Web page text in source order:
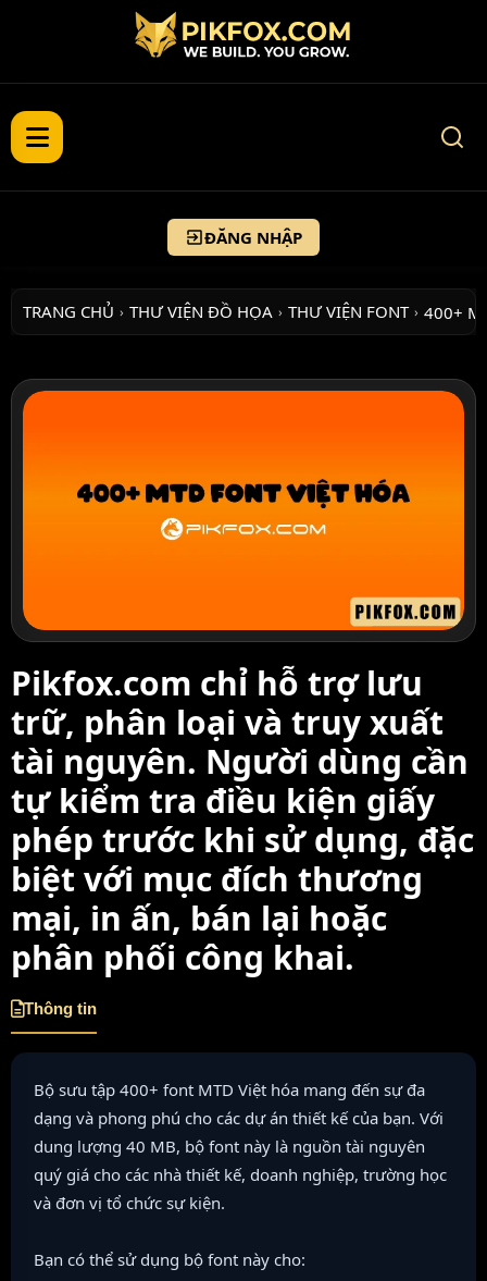
ĐĂNG NHẬP
TRANG CHỦ › THƯ VIỆN ĐỒ HỌA › THƯ VIỆN FONT › 400+
Pikfox.com chỉ hỗ trợ lưu
trữ, phân loại và truy xuất
tài nguyên. Người dùng cần
tự kiểm tra điều kiện giấy
phép trước khi sử dụng, đặc
biệt với mục đích thương
mại, in ấn, bán lại hoặc
phân phối công khai.
Thông tin
Bộ sưu tập 400+ font MTD Việt hóa mang đến sự đa
dạng và phong phú cho các dự án thiết kế của bạn. Với
dung lượng 40 MB, bộ font này là nguồn tài nguyên
quý giá cho các nhà thiết kế, doanh nghiệp, trường học
và đơn vị tổ chức sự kiện.
Bạn có thể sử dụng bộ font này cho: